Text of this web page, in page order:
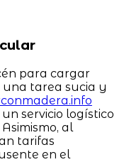
para cargar
tarea sucia y
servicio logístico
al
tarifas
en el